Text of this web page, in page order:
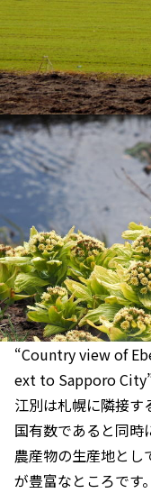
“Country view of
ext to Sapporo
江別は札幌に隣接す
国有数であると同時
農産物の生産地とし
が豊富なところです。